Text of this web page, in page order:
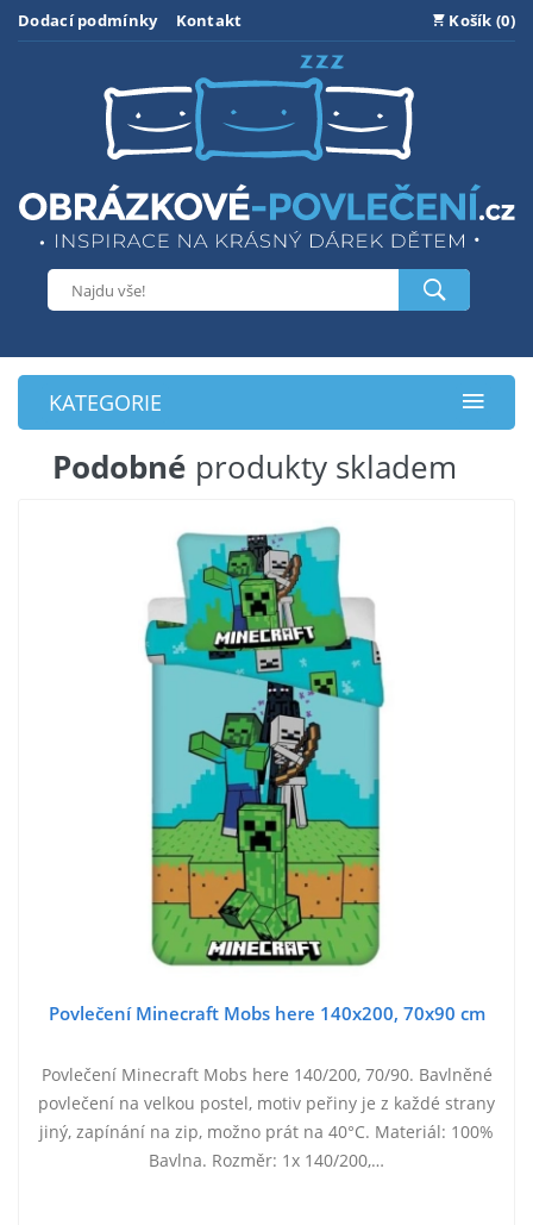
Dodací podmínky Kontakt Košík (0)
KATEGORIE
Podobné produkty skladem
Povlečení Minecraft Mobs here 140x200, 70x90 cm
Povlečení Minecraft Mobs here 140/200, 70/90. Bavlněné
povlečení na velkou postel, motiv peřiny je z každé strany
jiný, zapínání na zip, možno prát na 40°C. Materiál: 100%
Bavlna. Rozměr: 1x 140/200,…